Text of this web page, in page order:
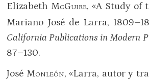
Elizabeth MCGUIRE, «A Study of
Mariano José de Larra,
California Publications in Modern
87–130.
José MONLEÓN, «Larra, autor y